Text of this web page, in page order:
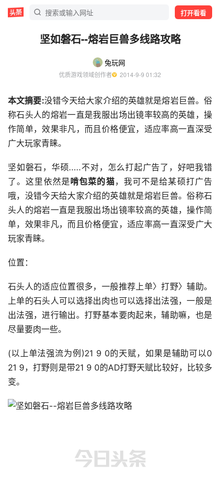
打开看看
坚如磐石--熔岩巨兽多线路攻略
兔玩网
优质游戏领域创作者
  2014-9-9 01:32
本文摘要:没错今天给大家介绍的英雄就是熔岩巨兽。俗
称石头人的熔岩一直是我服出场出镜率较高的英雄，操
作简单，效果非凡，而且价格便宜，适应率高一直深受
广大玩家青睐。
坚如磐石，华硕.....不对，怎么打起广告了，好吧我错
了。这里依然是啃包菜的猫 ，我可不是给某硕打广告
哦，没错今天给大家介绍的英雄就是熔岩巨兽。俗称石
头人的熔岩一直是我服出场出镜率较高的英雄，操作简
单，效果非凡，而且价格便宜，适应率高一直深受广大
玩家青睐。
位置：
石头人的适应位置很多，一般推荐上单〉打野〉辅助。
上单的石头人可以选择出肉也可以选择出法强，一般是
出法强，进行输出。打野基本要肉起来，辅助嘛，也是
尽量要肉一些。
(以上单法强流为例)21 9 0的天赋，如果是辅助可以0
21 9，打野则是带21 9 0的AD打野天赋比较好，比较多
变。